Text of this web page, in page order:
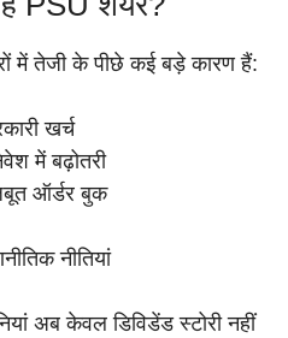
में तेजी के पीछे कई बड़े कारण हैं:
खर्च
में बढ़ोतरी
ऑर्डर बुक
नीतियां
अब केवल डिविडेंड स्टोरी नहीं